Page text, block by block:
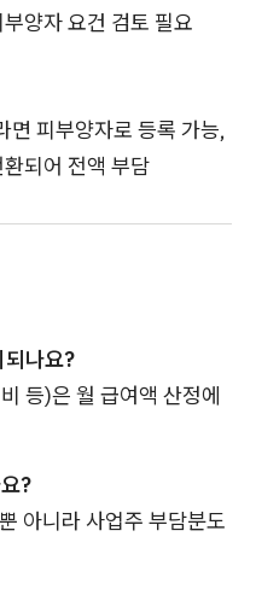
양자 요건 검토 필요
면 피부양자로 등록 가능,
되어 전액 부담
나요?
등)은 월 급여액 산정에
?
아니라 사업주 부담분도